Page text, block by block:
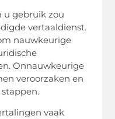
u gebruik zou
vertaaldienst.
nauwkeurige
Onnauwkeurige
veroorzaken en
vaak